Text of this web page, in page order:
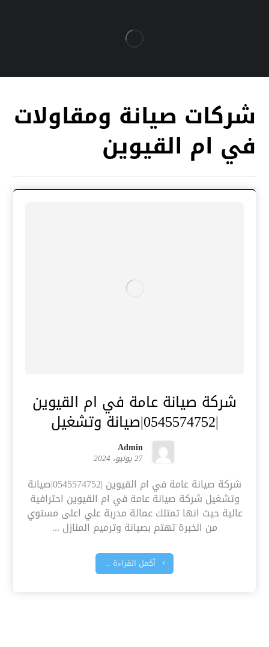
شركات صيانة ومقاولات
في ام القيوين
شركة صيانة عامة في ام القيوين
|0545574752|صيانة وتشغيل
Admin
27 يونيو، 2024
شركة صيانة عامة في ام القيوين |0545574752|صيانة
وتشغيل شركة صيانة عامة في ام القيوين احترافية
عالية حيث انها تمتلك عمالة مدربة علي اعلى مستوي
من الخبرة تهتم بصيانة وترميم المنازل ...
أكمل القراءة ...